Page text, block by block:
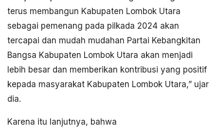
terus membangun Kabupaten Lombok Utara
sebagai pemenang pada pilkada 2024 akan
tercapai dan mudah mudahan Partai Kebangkitan
Bangsa Kabupaten Lombok Utara akan menjadi
lebih besar dan memberikan kontribusi yang positif
kepada masyarakat Kabupaten Lombok Utara,” ujar
dia.
Karena itu lanjutnya, bahwa